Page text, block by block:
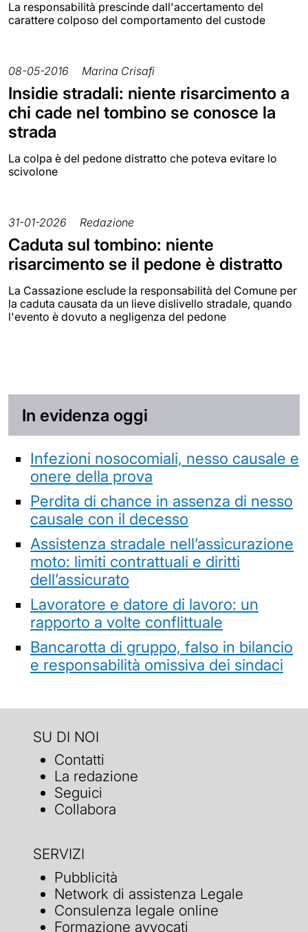
La responsabilità prescinde dall'accertamento del
carattere colposo del comportamento del custode
08-05-2016 Marina Crisafi
Insidie stradali: niente risarcimento a
chi cade nel tombino se conosce la
strada
La colpa è del pedone distratto che poteva evitare lo
scivolone
31-01-2026 Redazione
Caduta sul tombino: niente
risarcimento se il pedone è distratto
La Cassazione esclude la responsabilità del Comune per
la caduta causata da un lieve dislivello stradale, quando
l'evento è dovuto a negligenza del pedone
In evidenza oggi
Infezioni nosocomiali, nesso causale e
onere della prova
Perdita di chance in assenza di nesso
causale con il decesso
Assistenza stradale nell’assicurazione
moto: limiti contrattuali e diritti
dell’assicurato
Lavoratore e datore di lavoro: un
rapporto a volte conflittuale
Bancarotta di gruppo, falso in bilancio
e responsabilità omissiva dei sindaci
SU DI NOI
Contatti
La redazione
Seguici
Collabora
SERVIZI
Pubblicità
Network di assistenza Legale
Consulenza legale online
Formazione avvocati